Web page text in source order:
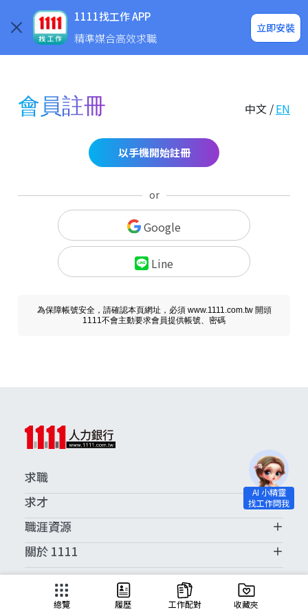
1111找工作 APP
精準媒合高效求職
立即安裝
企業求才
會員註冊 中文 /EN
以手機開始註冊
or
Google
Line
為保障帳號安全，請確認本頁網址，必須 www.1111.com.tw 開頭
1111不會主動要求會員提供帳號、密碼
求職
求才
職涯資源
關於 1111
求職服務中心
總覽 履歷 工作配對 收藏夾